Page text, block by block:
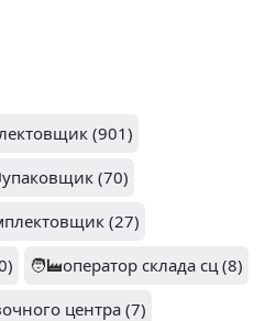
АПТЕКА ОТ СКЛАДА
(26)
(901)
упаковщик (70)
(27)
🧑‍🏭оператор склада сц (8)
центра (7)